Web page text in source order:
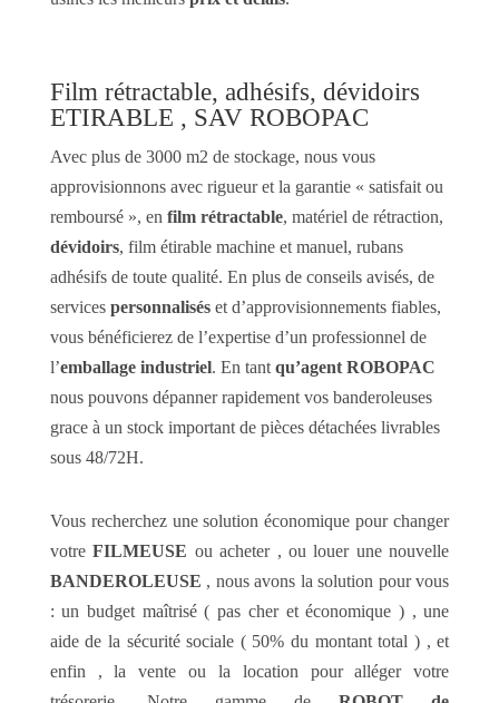
Film rétractable, adhésifs, dévidoirs
ETIRABLE , SAV ROBOPAC
Avec plus de 3000 m2 de stockage, nous vous
approvisionnons avec rigueur et la garantie « satisfait ou
remboursé », en film rétractable, matériel de rétraction,
dévidoirs, film étirable machine et manuel, rubans
adhésifs de toute qualité. En plus de conseils avisés, de
services personnaliséset d’approvisionnements fiables,
vous bénéficierez de l’expertise d’un professionnel de
l’emballage industriel. En tant qu’agent ROBOPAC
nous pouvons dépanner rapidement vos banderoleuses
grace à un stock important de pièces détachées livrables
sous 48/72H.
Vous recherchez une solution économique pour changer
votreFILMEUSE ou acheter , ou louer une nouvelle
BANDEROLEUSE , nous avons la solution pour vous
: un budget maîtrisé ( pas cher et économique ) , une
aide de la sécurité sociale ( 50% du montant total ) , et
enfin , la vente ou la location pour alléger votre